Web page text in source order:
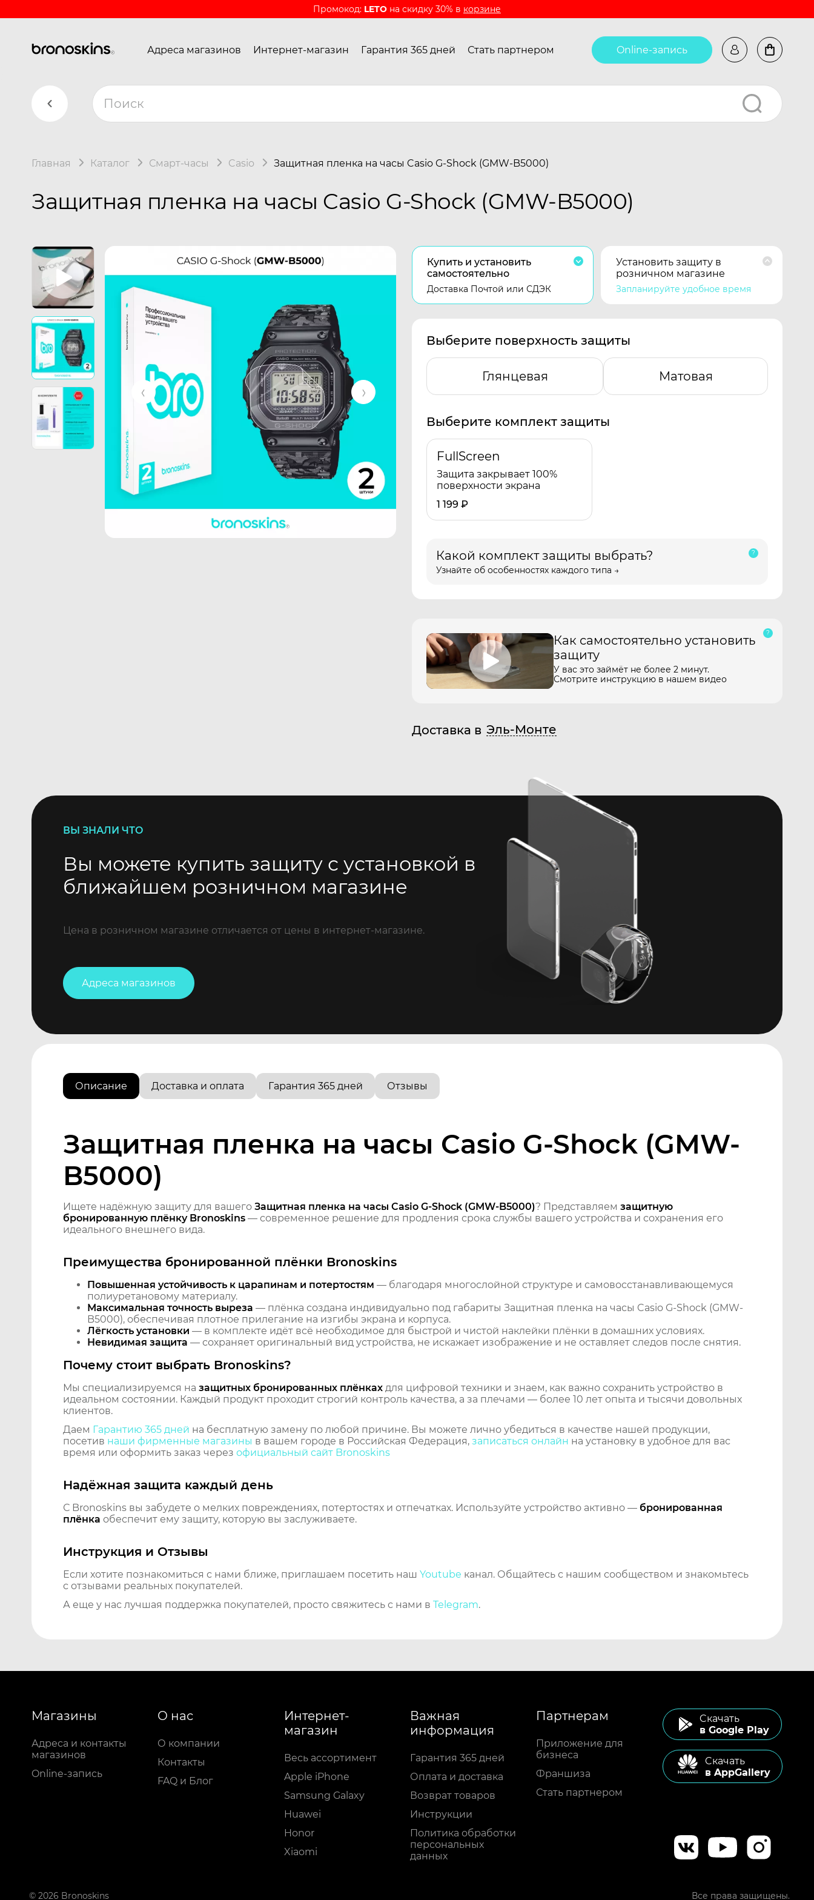
Промокод: LETO на скидку 30% в корзине
Адреса магазинов Интернет-магазин Гарантия 365 дней Стать партнером Online-запись
Главная Каталог Смарт-часы Casio Защитная пленка на часы Casio G-Shock (GMW-B5000)
Защитная пленка на часы Casio G-Shock (GMW-B5000)
Купить и установить
самостоятельно
Доставка Почтой или СДЭК
Установить защиту в
розничном магазине
Запланируйте удобное время
Выберите поверхность защиты
Глянцевая Матовая
Выберите комплект защиты
FullScreen
Защита закрывает 100%
поверхности экрана
1 199 ₽
Какой комплект защиты выбрать?
Узнайте об особенностях каждого типа →
Как самостоятельно установить
защиту
У вас это займёт не более 2 минут.
Смотрите инструкцию в нашем видео
Доставка в Эль-Монте
ВЫ ЗНАЛИ ЧТО
Вы можете купить защиту с установкой в
ближайшем розничном магазине
Цена в розничном магазине отличается от цены в интернет-магазине.
Адреса магазинов
Описание Доставка и оплата Гарантия 365 дней Отзывы
Защитная пленка на часы Casio G-Shock (GMW-
B5000)
Ищете надёжную защиту для вашего Защитная пленка на часы Casio G-Shock (GMW-B5000)? Представляем защитную
бронированную плёнку Bronoskins — современное решение для продления срока службы вашего устройства и сохранения его
идеального внешнего вида.
Преимущества бронированной плёнки Bronoskins
Повышенная устойчивость к царапинам и потертостям — благодаря многослойной структуре и самовосстанавливающемуся
полиуретановому материалу.
Максимальная точность выреза — плёнка создана индивидуально под габариты Защитная пленка на часы Casio G-Shock (GMW-
B5000), обеспечивая плотное прилегание на изгибы экрана и корпуса.
Лёгкость установки — в комплекте идёт всё необходимое для быстрой и чистой наклейки плёнки в домашних условиях.
Невидимая защита — сохраняет оригинальный вид устройства, не искажает изображение и не оставляет следов после снятия.
Почему стоит выбрать Bronoskins?
Мы специализируемся на защитных бронированных плёнках для цифровой техники и знаем, как важно сохранить устройство в
идеальном состоянии. Каждый продукт проходит строгий контроль качества, а за плечами — более 10 лет опыта и тысячи довольных
клиентов.
Даем Гарантию 365 дней на бесплатную замену по любой причине. Вы можете лично убедиться в качестве нашей продукции,
посетив наши фирменные магазины в вашем городе в Российская Федерация, записаться онлайн на установку в удобное для вас
время или оформить заказ через официальный сайт Bronoskins
Надёжная защита каждый день
С Bronoskins вы забудете о мелких повреждениях, потертостях и отпечатках. Используйте устройство активно — бронированная
плёнка обеспечит ему защиту, которую вы заслуживаете.
Инструкция и Отзывы
Если хотите познакомиться с нами ближе, приглашаем посетить наш Youtube канал. Общайтесь с нашим сообществом и знакомьтесь
с отзывами реальных покупателей.
А еще у нас лучшая поддержка покупателей, просто свяжитесь с нами в Telegram.
Магазины
Адреса и контакты
магазинов
Online-запись
О нас
О компании
Контакты
FAQ и Блог
Интернет-
магазин
Весь ассортимент
Apple iPhone
Samsung Galaxy
Huawei
Honor
Xiaomi
Важная
информация
Гарантия 365 дней
Оплата и доставка
Возврат товаров
Инструкции
Политика обработки
персональных
данных
Партнерам
Приложение для
бизнеса
Франшиза
Стать партнером
Cкачать
в Google Play
Cкачать
в AppGallery
© 2026 Bronoskins Все права защищены.